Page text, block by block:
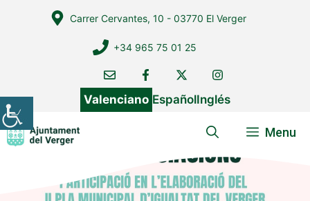
Carrer Cervantes, 10 - 03770 El Verger
+34 965 75 01 25
Valenciano EspañolInglés
Menu